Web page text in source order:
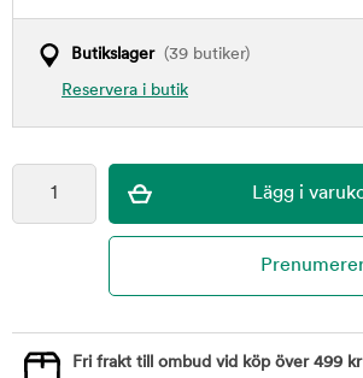
Butikslager(39 butiker)
Reservera i butik
Fri frakt till ombud vid köp över 499 kr